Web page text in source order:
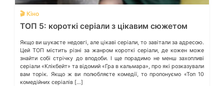
🎬 Кіно
ТОП 5: короткі серіали з цікавим сюжетом
Якщо ви шукаєте недовгі, але цікаві серіали, то завітали за адресою.
Цей ТОП містить різні за жанром короткі серіали, де кожен може
знайти собі стрічку до вподоби. І ще порадимо не менш захопливі
серіали «Клікбейт» та відомий «Гра в кальмара», про які розказували
вам торік. Якщо ж ви полюбляєте комедії, то пропонуємо «Топ 10
комедійних серіалів […]